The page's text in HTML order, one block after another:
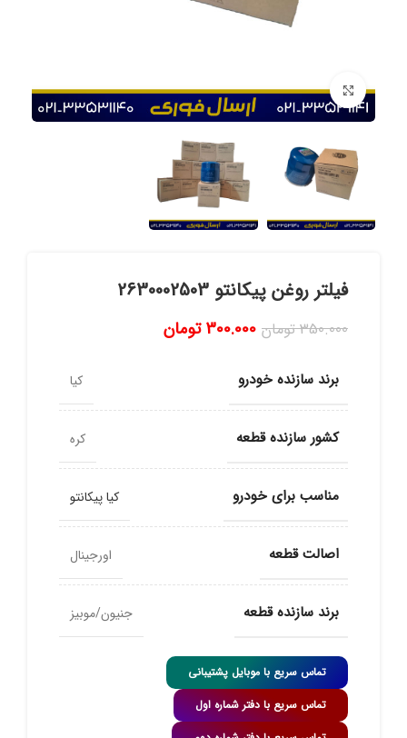
برای بزرگنمایی کلیک کنید
فیلتر روغن پیکانتو 2630002503
350.000تومان 300.000 تومان
برند سازنده خودرو کیا
کشور سازنده قطعه کره
مناسب برای خودرو کیا پیکانتو
اصالت قطعه اورجینال
برند سازنده قطعه جنیون/موبیز
تماس سریع با موبایل پشتیبانی
تماس سریع با دفتر شماره اول